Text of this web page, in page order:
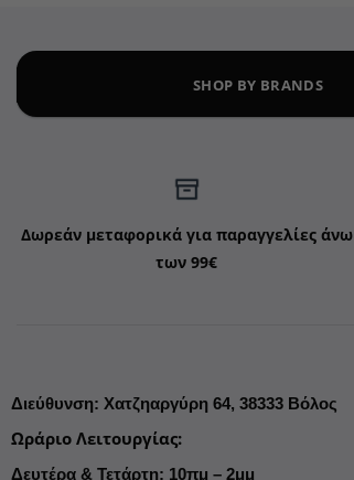
SHOP BY BRANDS
Δωρεάν μεταφορικά για παραγγελίες άνω
των 99€
Διεύθυνση: Χατζηαργύρη 64, 38333 Βόλος
Ωράριο Λειτουργίας:
Δευτέρα & Τετάρτη: 10πμ – 2μμ